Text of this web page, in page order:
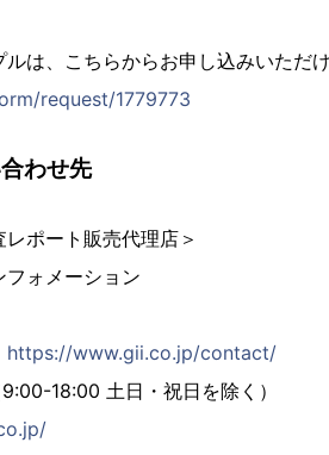
は、こちらからお申し込みいただけ
request/1779773
わせ先
ポート販売代理店＞
ォメーション
https://www.gii.co.jp/contact/
18:00 土日・祝日を除く）